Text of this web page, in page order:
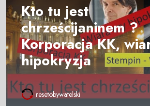
Kto tu jest
chrześcijaninem ?
Korporacja KK,
hipokryzja
resetobywatelski